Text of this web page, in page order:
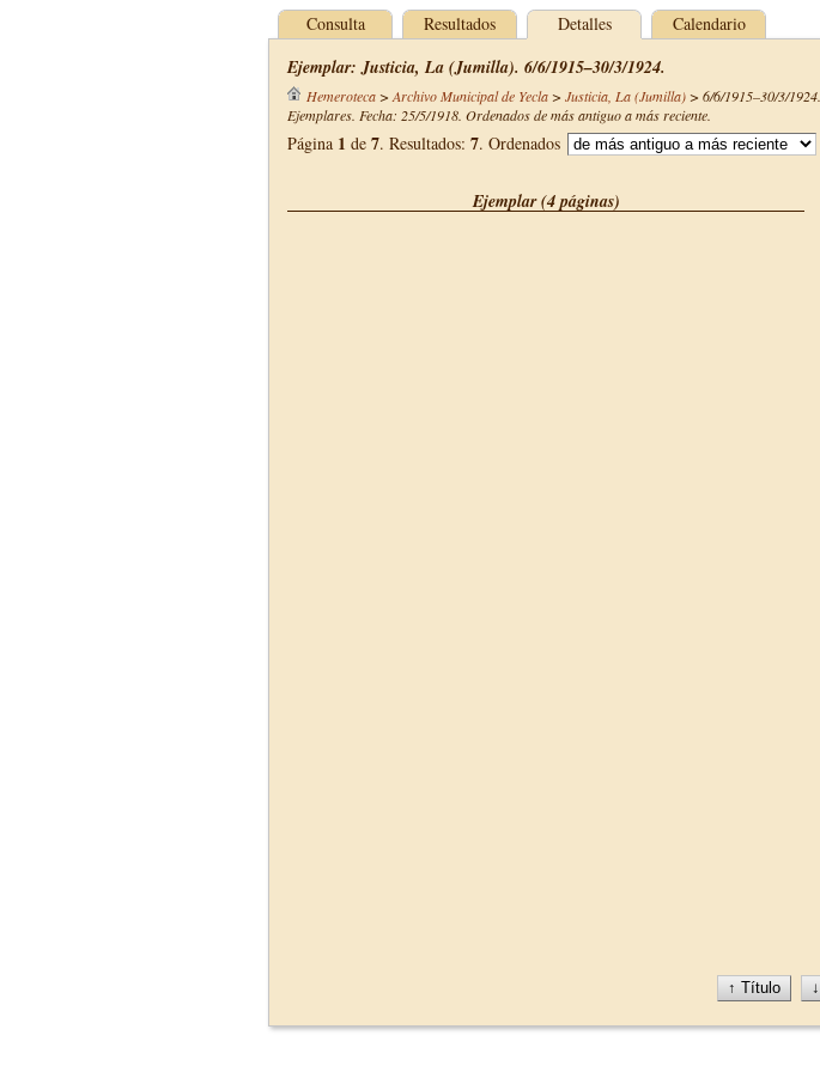
Consulta Resultados Detalles Calendario
Ejemplar: Justicia, La (Jumilla). 6/6/1915–30/3/1924.
Hemeroteca> Archivo Municipal de Yecla> Justicia, La (Jumilla)> 6/6/1915–30/3/1924.
Ejemplares. Fecha: 25/5/1918. Ordenados de más antiguo a más reciente.
Página 1 de 7. Resultados: 7. Ordenados
Ejemplar (4 páginas)